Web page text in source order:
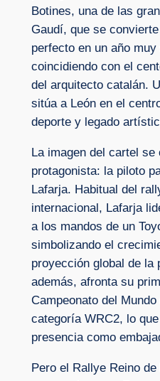
Botines, una de las
Gaudí, que se
perfecto en un año
coincidiendo con el
del arquitecto catalán.
sitúa a León en el
deporte y legado
La imagen del cartel
protagonista: la piloto
Lafarja. Habitual del
internacional, Lafarja
a los mandos de un
simbolizando el
proyección global de la
además, afronta su
Campeonato del
categoría WRC2, lo
presencia como
Pero el Rallye Reino